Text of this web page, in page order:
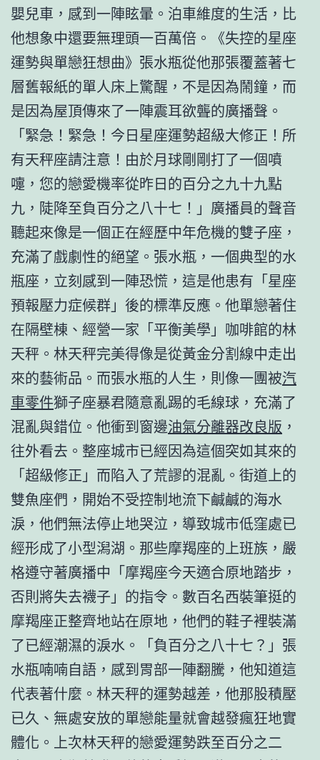
嬰兒車，感到一陣眩暈。泊車維度的生活，比
他想象中還要無理頭一百萬倍。《失控的星座
運勢與單戀狂想曲》張水瓶從他那張覆蓋著七
層舊報紙的單人床上驚醒，不是因為鬧鐘，而
是因為屋頂傳來了一陣震耳欲聾的廣播聲。
「緊急！緊急！今日星座運勢超級大修正！所
有天秤座請注意！由於月球剛剛打了一個噴
嚏，您的戀愛機率從昨日的百分之九十九點
九，陡降至負百分之八十七！」廣播員的聲音
聽起來像是一個正在經歷中年危機的雙子座，
充滿了戲劇性的絕望。張水瓶，一個典型的水
瓶座，立刻感到一陣恐慌，這是他患有「星座
預報壓力症候群」後的標準反應。他單戀著住
在隔壁棟、經營一家「平衡美學」咖啡館的林
天秤。林天秤完美得像是從黃金分割線中走出
來的藝術品。而張水瓶的人生，則像一團被汽
車零件獅子座暴君隨意亂踢的毛線球，充滿了
混亂與錯位。他衝到窗邊油氣分離器改良版 ，
往外看去。整座城市已經因為這個突如其來的
「超級修正」而陷入了荒謬的混亂。街道上的
雙魚座們，開始不受控制地流下鹹鹹的海水
淚，他們無法停止地哭泣，導致城市低窪處已
經形成了小型潟湖。那些摩羯座的上班族，嚴
格遵守著廣播中「摩羯座今天適合原地踏步，
否則將失去襪子」的指令。數百名西裝筆挺的
摩羯座正整齊地站在原地，他們的鞋子裡裝滿
了已經潮濕的淚水。「負百分之八十七？」張
水瓶喃喃自語，感到胃部一陣翻騰，他知道這
代表著什麼。林天秤的運勢越差，他那股積壓
已久、無處安放的單戀能量就會越發瘋狂地實
體化。上次林天秤的戀愛運勢跌至百分之二